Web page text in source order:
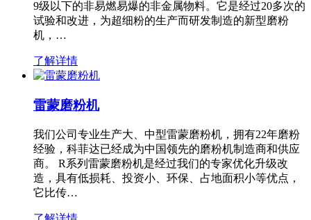
9级以下的非易燃易爆的非金属物料。它是经过20多次的
试验和改进，为超细粉的生产而研发制造的新型磨粉
机，…
了解详情
雷蒙磨粉机
我们公司专业生产大、中型雷蒙磨粉机，拥有22年磨粉
经验，科菲达已经成为中国领先的磨粉机制造商和供应
商。 R系列雷蒙磨粉机是经过我们的专家优化升级改
造，具有低损耗、投资小、环保、占地面积小等优点，
它比传…